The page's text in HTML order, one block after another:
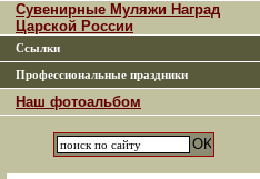
Сувенирные Муляжи Наград
Царской России
Ссылки
Профессиональные праздники
Наш фотоальбом